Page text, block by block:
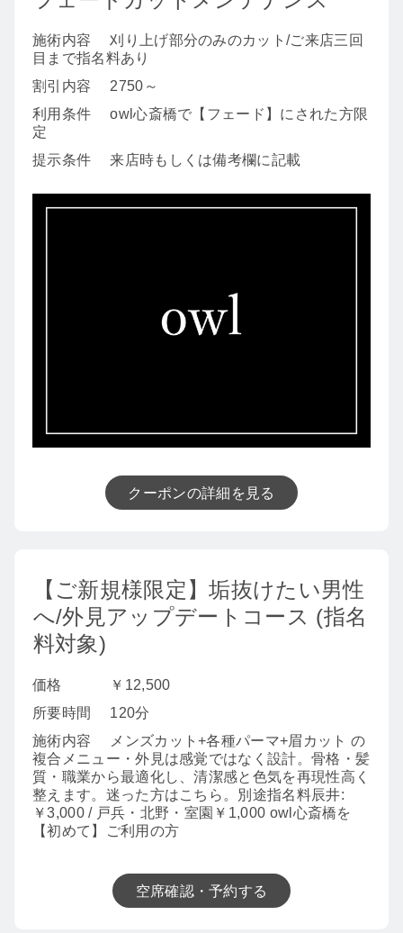
施術内容
刈り上げ部分のみのカット/ご来店三回
目まで指名料あり
割引内容
2750～
利用条件
owl心斎橋で【フェード】にされた方限
定
提示条件
来店時もしくは備考欄に記載
クーポンの詳細を見る
【ご新規様限定】垢抜けたい男性
へ/外見アップデートコース (指名
料対象)
価格
￥12,500
所要時間
120分
施術内容
メンズカット+各種パーマ+眉カット の
複合メニュー・外見は感覚ではなく設計。骨格・髪
質・職業から最適化し、清潔感と色気を再現性高く
整えます。迷った方はこちら。別途指名料辰井:
￥3,000 / 戸兵・北野・室園￥1,000 owl心斎橋を
【初めて】ご利用の方
空席確認・予約する